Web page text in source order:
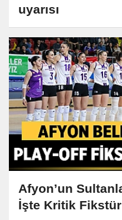
uyarısı
Afyon’un
İşte Kritik